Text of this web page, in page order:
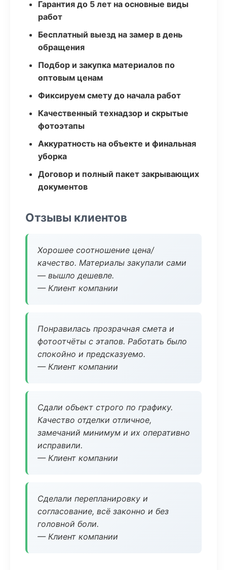
Гарантия до 5 лет на основные виды
работ
Бесплатный выезд на замер в день
обращения
Подбор и закупка материалов по
оптовым ценам
Фиксируем смету до начала работ
Качественный технадзор и скрытые
фотоэтапы
Аккуратность на объекте и финальная
уборка
Договор и полный пакет закрывающих
документов
Отзывы клиентов
Хорошее соотношение цена/
качество. Материалы закупали сами
— вышло дешевле.
— Клиент компании
Понравилась прозрачная смета и
фотоотчёты с этапов. Работать было
спокойно и предсказуемо.
— Клиент компании
Сдали объект строго по графику.
Качество отделки отличное,
замечаний минимум и их оперативно
исправили.
— Клиент компании
Сделали перепланировку и
согласование, всё законно и без
головной боли.
— Клиент компании